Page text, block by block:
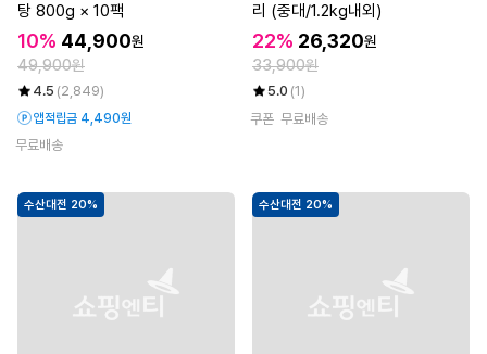
탕 800g × 10팩
10% 44,900원
49,900원
4.5 (2,849)
앱적립금 4,490원
무료배송
리 (중대/1.2kg내외)
22% 26,320원
33,900원
5.0 (1)
쿠폰 무료배송
수산대전 20% 수산대전 20%